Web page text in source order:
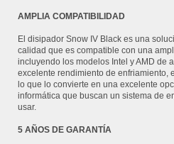
AMPLIA COMPATIBILIDAD
El disipador Snow IV Black es una
calidad que es compatible con una
incluyendo los modelos Intel y AMD de
excelente rendimiento de enfriamiento,
lo que lo convierte en una excelente
informática que buscan un sistema de
usar.
5 AÑOS DE GARANTÍA